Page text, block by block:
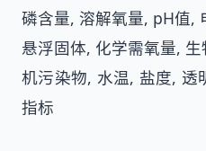
磷含量, 溶解氧量, pH值,
悬浮固体, 化学需氧量,
机污染物, 水温, 盐度, 透
指标